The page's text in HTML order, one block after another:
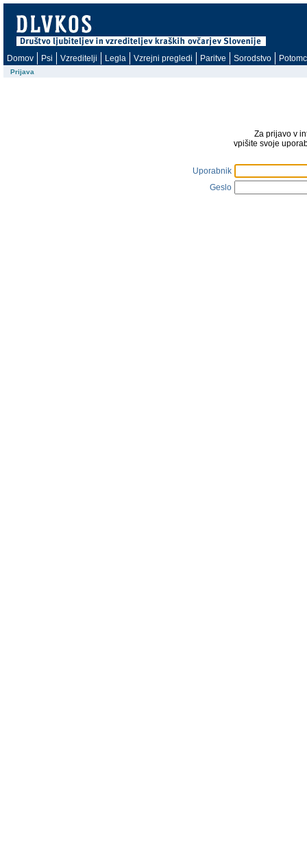
Domov Psi Vzreditelji Legla Vzrejni pregledi Paritve Sorodstvo
Prijava
Za prijavo v
vpišite svoje
Uporabnik
Geslo